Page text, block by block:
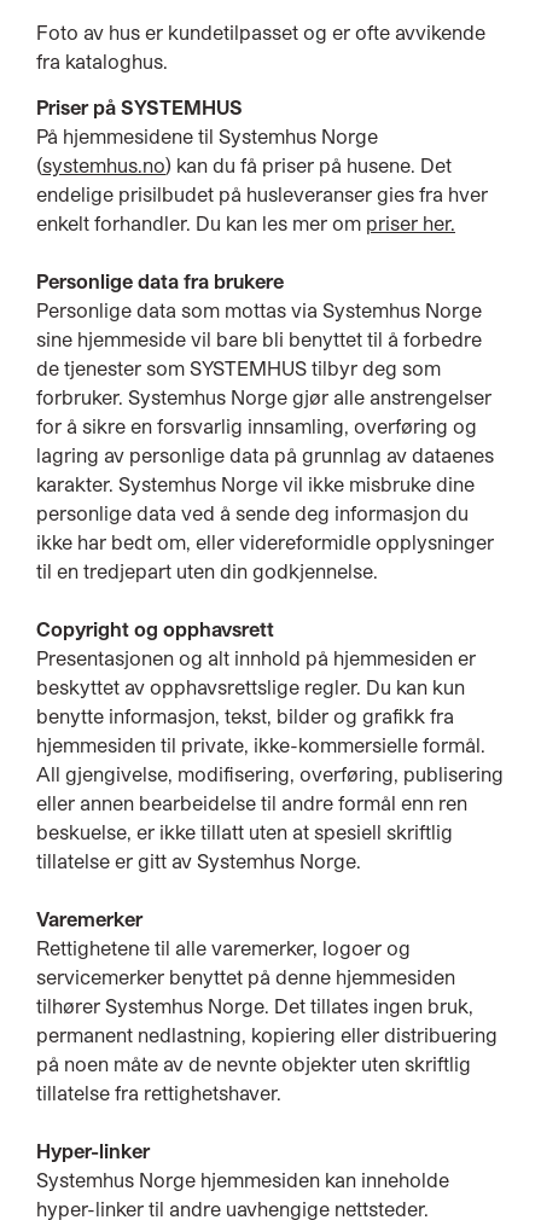
Foto av hus er kundetilpasset og er ofte avvikende
fra kataloghus.
Priser på SYSTEMHUS
På hjemmesidene til Systemhus Norge
(systemhus.no) kan du få priser på husene. Det
endelige prisilbudet på husleveranser gies fra hver
enkelt forhandler. Du kan les mer om priser her.
Personlige data fra brukere
Personlige data som mottas via Systemhus Norge
sine hjemmeside vil bare bli benyttet til å forbedre
de tjenester som SYSTEMHUS tilbyr deg som
forbruker. Systemhus Norge gjør alle anstrengelser
for å sikre en forsvarlig innsamling, overføring og
lagring av personlige data på grunnlag av dataenes
karakter. Systemhus Norge vil ikke misbruke dine
personlige data ved å sende deg informasjon du
ikke har bedt om, eller videreformidle opplysninger
til en tredjepart uten din godkjennelse.
Copyright og opphavsrett
Presentasjonen og alt innhold på hjemmesiden er
beskyttet av opphavsrettslige regler. Du kan kun
benytte informasjon, tekst, bilder og grafikk fra
hjemmesiden til private, ikke-kommersielle formål.
All gjengivelse, modifisering, overføring, publisering
eller annen bearbeidelse til andre formål enn ren
beskuelse, er ikke tillatt uten at spesiell skriftlig
tillatelse er gitt av Systemhus Norge.
Varemerker
Rettighetene til alle varemerker, logoer og
servicemerker benyttet på denne hjemmesiden
tilhører Systemhus Norge. Det tillates ingen bruk,
permanent nedlastning, kopiering eller distribuering
på noen måte av de nevnte objekter uten skriftlig
tillatelse fra rettighetshaver.
Hyper-linker
Systemhus Norge hjemmesiden kan inneholde
hyper-linker til andre uavhengige nettsteder.